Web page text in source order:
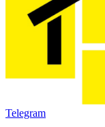
Telegram